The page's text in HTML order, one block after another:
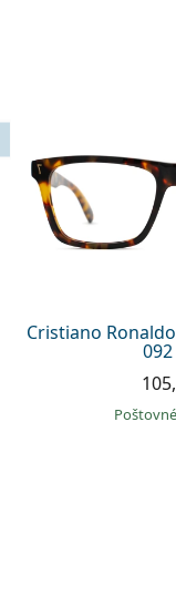
Cristiano
092